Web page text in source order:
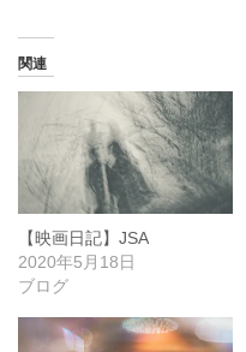
関連
【映画日記】JSA
2020年5月18日
ブログ